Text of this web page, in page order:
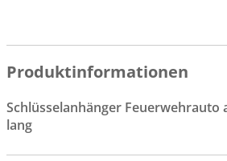
Produktinformationen
Schlüsselanhänger Feuerwehrauto
lang